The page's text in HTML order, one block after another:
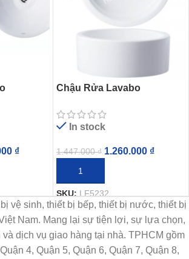
₫
Chậu Rửa Lavabo
Nắp Sứ
In stock
1.447.000₫ 1.260.000 ₫
THÊM VÀO GIỎ HÀNG
SKU:LF5232
vệ sinh, thiết bị bếp, thiết bị nước, thiết bị
Nam. Mang lại sự tiện lợi, sự lựa chọn,
dịch vụ giao hàng tại nhà. TPHCM gồm
4, Quận 5, Quận 6, Quận 7, Quận 8,